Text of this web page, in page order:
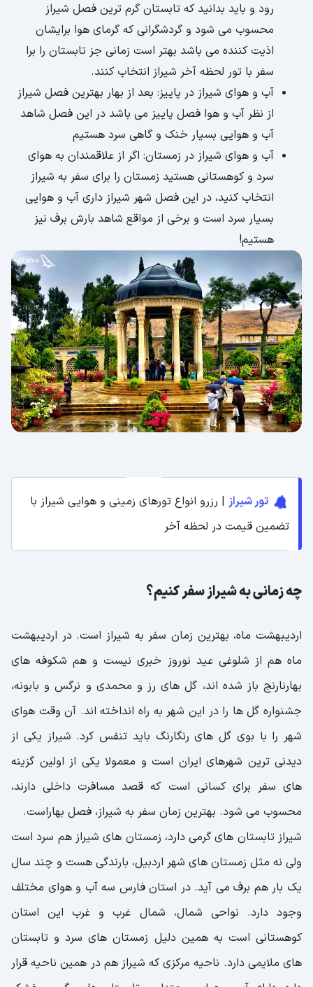
رود و باید بدانید که تابستان گرم ترین فصل شیراز
محسوب می شود و گردشگرانی که گرمای هوا برایشان
اذیت کننده می باشد بهتر است زمانی جز تابستان را برا
سفر با تور لحظه آخر شیراز انتخاب کنند.
آب و هوای شیراز در پاییز: بعد از بهار بهترین فصل شیراز
از نظر آب و هوا فصل پاییز می باشد در این فصل شاهد
آب و هوایی بسیار خنک و گاهی سرد هستیم
آب و هوای شیراز در زمستان: اگر از علاقمندان به هوای
سرد و کوهستانی هستید زمستان را برای سفر به شیراز
انتخاب کنید، در این فصل شهر شیراز داری آب و هوایی
بسیار سرد است و برخی از مواقع شاهد بارش برف نیز
هستیم!
تور شیراز | رزرو انواع تورهای زمینی و هوایی شیراز با
تضمین قیمت در لحظه آخر
چه زمانی به شیراز سفر کنیم؟
اردیبهشت ماه، بهترین زمان سفر به شیراز است. در اردیبهشت
ماه هم از شلوغی عید نوروز خبری نیست و هم شکوفه های
بهارنارنج باز شده اند، گل های رز و محمدی و نرگس و بابونه،
جشنواره گل ها را در این شهر به راه انداخته اند. آن وقت هوای
شهر را با بوی گل های رنگارنگ باید تنفس کرد. شیراز یکی از
دیدنی ترین شهرهای ایران است و معمولا یکی از اولین گزینه
های سفر برای کسانی است که قصد مسافرت داخلی دارند،
محسوب می شود. بهترین زمان سفر به شیراز، فصل بهاراست.
شیراز تابستان های گرمی دارد، زمستان های شیراز هم سرد است
ولی نه مثل زمستان های شهر اردبیل، بارندگی هست و چند سال
یک بار هم برف می آید. در استان فارس سه آب و هوای مختلف
وجود دارد. نواحی شمال، شمال غرب و غرب این استان
کوهستانی است به همین دلیل زمستان های سرد و تابستان
های ملایمی دارد. ناحیه مرکزی که شیراز هم در همین ناحیه قرار